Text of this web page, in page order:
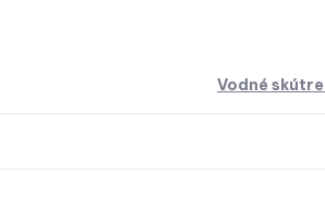
Vodné